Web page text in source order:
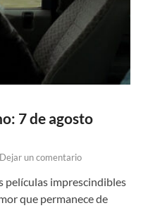
7 de agosto
Dejar un comentario
películas imprescindibles
que permanece de